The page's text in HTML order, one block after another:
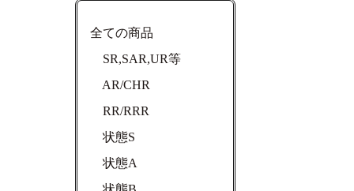
全ての商品
SR,SAR,UR等
AR/CHR
RR/RRR
状態S
状態A